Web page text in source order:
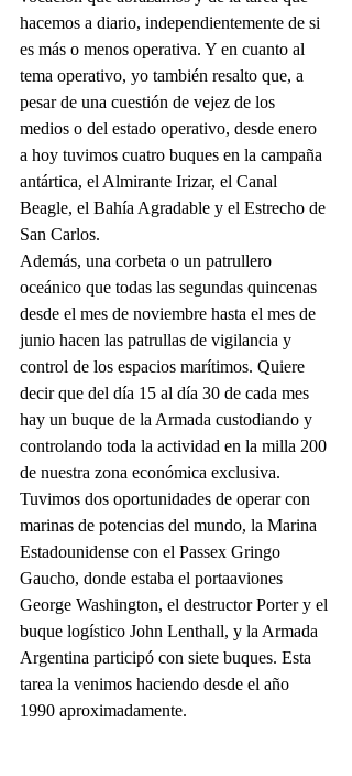
hacemos a diario, independientemente de si
es más o menos operativa. Y en cuanto al
tema operativo, yo también resalto que, a
pesar de una cuestión de vejez de los
medios o del estado operativo, desde enero
a hoy tuvimos cuatro buques en la campaña
antártica, el Almirante Irizar, el Canal
Beagle, el Bahía Agradable y el Estrecho de
San Carlos.
Además, una corbeta o un patrullero
oceánico que todas las segundas quincenas
desde el mes de noviembre hasta el mes de
junio hacen las patrullas de vigilancia y
control de los espacios marítimos. Quiere
decir que del día 15 al día 30 de cada mes
hay un buque de la Armada custodiando y
controlando toda la actividad en la milla 200
de nuestra zona económica exclusiva.
Tuvimos dos oportunidades de operar con
marinas de potencias del mundo, la Marina
Estadounidense con el Passex Gringo
Gaucho, donde estaba el portaaviones
George Washington, el destructor Porter y el
buque logístico John Lenthall, y la Armada
Argentina participó con siete buques. Esta
tarea la venimos haciendo desde el año
1990 aproximadamente.